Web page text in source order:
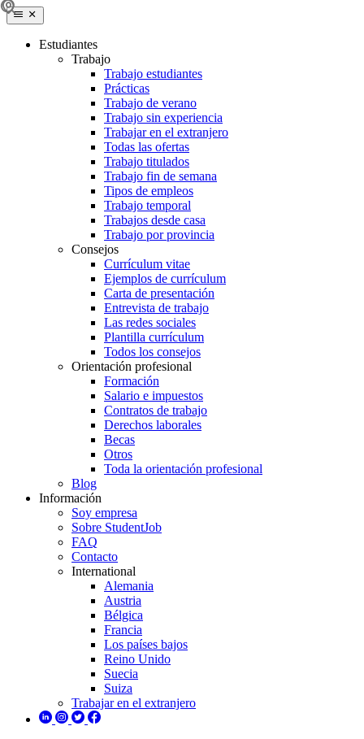
Estudiantes
Trabajo
Trabajo estudiantes
Prácticas
Trabajo de verano
Trabajo sin experiencia
Trabajar en el extranjero
Todas las ofertas
Trabajo titulados
Trabajo fin de semana
Tipos de empleos
Trabajo temporal
Trabajos desde casa
Trabajo por provincia
Consejos
Currículum vitae
Ejemplos de currículum
Carta de presentación
Entrevista de trabajo
Las redes sociales
Plantilla currículum
Todos los consejos
Orientación profesional
Formación
Salario e impuestos
Contratos de trabajo
Derechos laborales
Becas
Otros
Toda la orientación profesional
Blog
Información
Soy empresa
Sobre StudentJob
FAQ
Contacto
International
Alemania
Austria
Bélgica
Francia
Los países bajos
Reino Unido
Suecia
Suiza
Trabajar en el extranjero